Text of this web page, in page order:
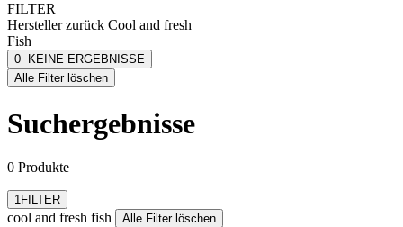
FILTER
Herstellerzurück Cool and fresh
Fish
cool and fresh fish
[e] one
3M
mehr anzeigen
0
KEINE ERGEBNISSE
Alle Filter löschen
Suchergebnisse
0 Produkte
1FILTER
cool and fresh fish Alle Filter löschen